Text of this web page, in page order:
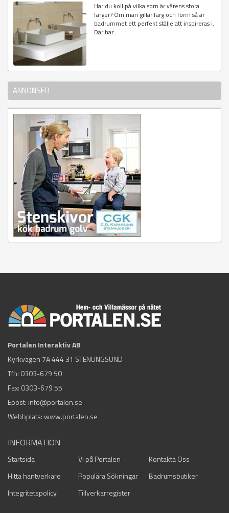
Har du koll på vilka som är vårens stora
färger? Om man gillar färg och form så är
badrummet ett perfekt ställe att inspireras i.
Där har...
ANNONSER
Portalen Interaktiv AB
Kyrkvägen 7A 444 31 STENUNGSUND
Tfn: 0303-679 50
Fax: 0303-679 55
Epost: info@portalen.se
Webbplats: www.portalen.se
INFORMATION
Startsida Vi på Portalen
Kontakta Oss
Hitta hantverkare
Populära Sökningar
Badrumsbutiker
Integritetspolicy
Tillverkarregister